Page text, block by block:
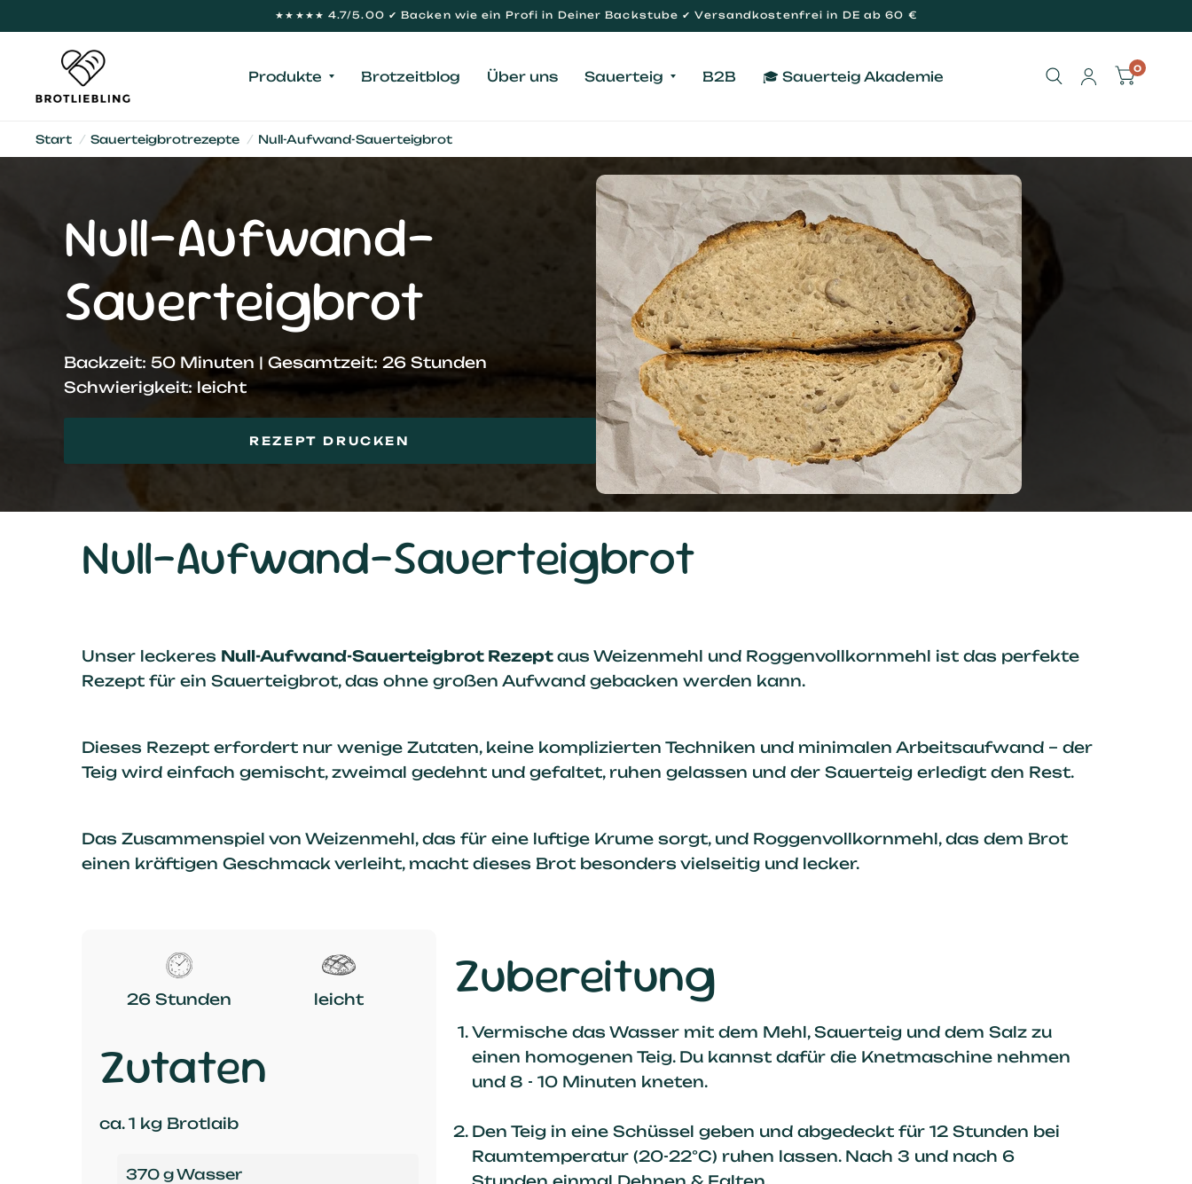
★★★★★ 4.7/5.00 ✔ Backen wie ein Profi in Deiner Backstube ✔ Versandkostenfrei in DE ab 60 €
Produkte Brotzeitblog Über uns Sauerteig B2B 🎓 Sauerteig Akademie 0
Start / Sauerteigbrotrezepte / Null-Aufwand-Sauerteigbrot
Null-Aufwand-
Sauerteigbrot
Backzeit: 50 Minuten | Gesamtzeit: 26 Stunden
Schwierigkeit: leicht
REZEPT DRUCKEN
Null-Aufwand-Sauerteigbrot
Unser leckeres Null-Aufwand-Sauerteigbrot Rezeptaus Weizenmehl und Roggenvollkornmehl ist das perfekte
Rezept für ein Sauerteigbrot, das ohne großen Aufwand gebacken werden kann.
Dieses Rezept erfordert nur wenige Zutaten, keine komplizierten Techniken und minimalen Arbeitsaufwand – der
Teig wird einfach gemischt, zweimal gedehnt und gefaltet, ruhen gelassen und der Sauerteig erledigt den Rest.
Das Zusammenspiel von Weizenmehl, das für eine luftige Krume sorgt, und Roggenvollkornmehl, das dem Brot
einen kräftigen Geschmack verleiht, macht dieses Brot besonders vielseitig und lecker.
26 Stunden leicht
Zutaten
ca. 1 kg Brotlaib
370 g Wasser
Zubereitung
Vermische das Wasser mit dem Mehl, Sauerteig und dem Salz zu
einen homogenen Teig. Du kannst dafür die Knetmaschine nehmen
und 8 - 10 Minuten kneten.
Den Teig in eine Schüssel geben und abgedeckt für 12 Stunden bei
Raumtemperatur (20-22°C) ruhen lassen. Nach 3 und nach 6